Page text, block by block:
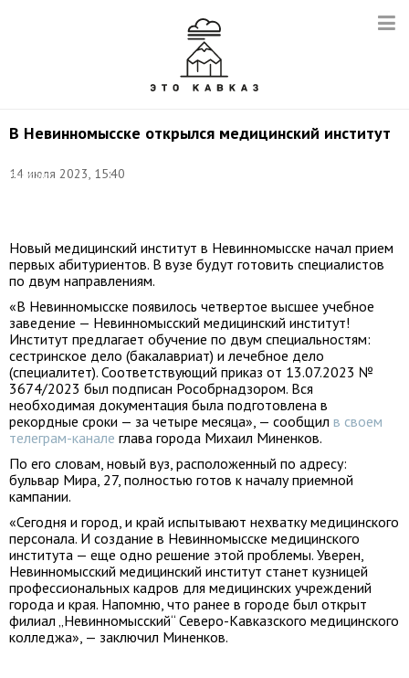
В Невинномысске открылся медицинский институт
14 июля 2023, 15:40
Виталий
Новый медицинский институт в Невинномысске начал прием
первых абитуриентов. В вузе будут готовить специалистов
по двум направлениям.
«В Невинномысске появилось четвертое высшее учебное
заведение — Невинномысский медицинский институт!
Институт предлагает обучение по двум специальностям:
сестринское дело (бакалавриат) и лечебное дело
(специалитет). Соответствующий приказ от 13.07.2023 №
3674/2023 был подписан Рособрнадзором. Вся
необходимая документация была подготовлена в
рекордные сроки — за четыре месяца», — сообщил в своем
телеграм-канале глава города Михаил Миненков.
По его словам, новый вуз, расположенный по адресу:
бульвар Мира, 27, полностью готов к началу приемной
кампании.
«Сегодня и город, и край испытывают нехватку медицинского
персонала. И создание в Невинномысске медицинского
института — еще одно решение этой проблемы. Уверен,
Невинномысский медицинский институт станет кузницей
профессиональных кадров для медицинских учреждений
города и края. Напомню, что ранее в городе был открыт
филиал „Невинномысский“ Северо-Кавказского медицинского
колледжа», — заключил Миненков.